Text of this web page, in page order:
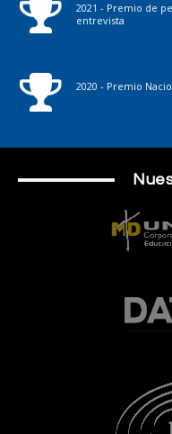
2021 - Premio de
entrevista
2020 - Premio